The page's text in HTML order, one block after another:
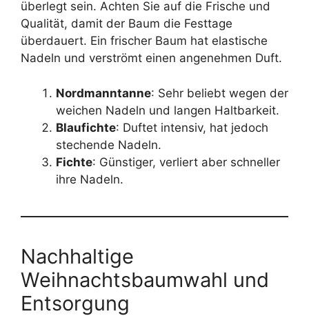
überlegt sein. Achten Sie auf die Frische und
Qualität, damit der Baum die Festtage
überdauert. Ein frischer Baum hat elastische
Nadeln und verströmt einen angenehmen Duft.
Nordmanntanne: Sehr beliebt wegen der
weichen Nadeln und langen Haltbarkeit.
Blaufichte: Duftet intensiv, hat jedoch
stechende Nadeln.
Fichte: Günstiger, verliert aber schneller
ihre Nadeln.
Nachhaltige
Weihnachtsbaumwahl und
Entsorgung